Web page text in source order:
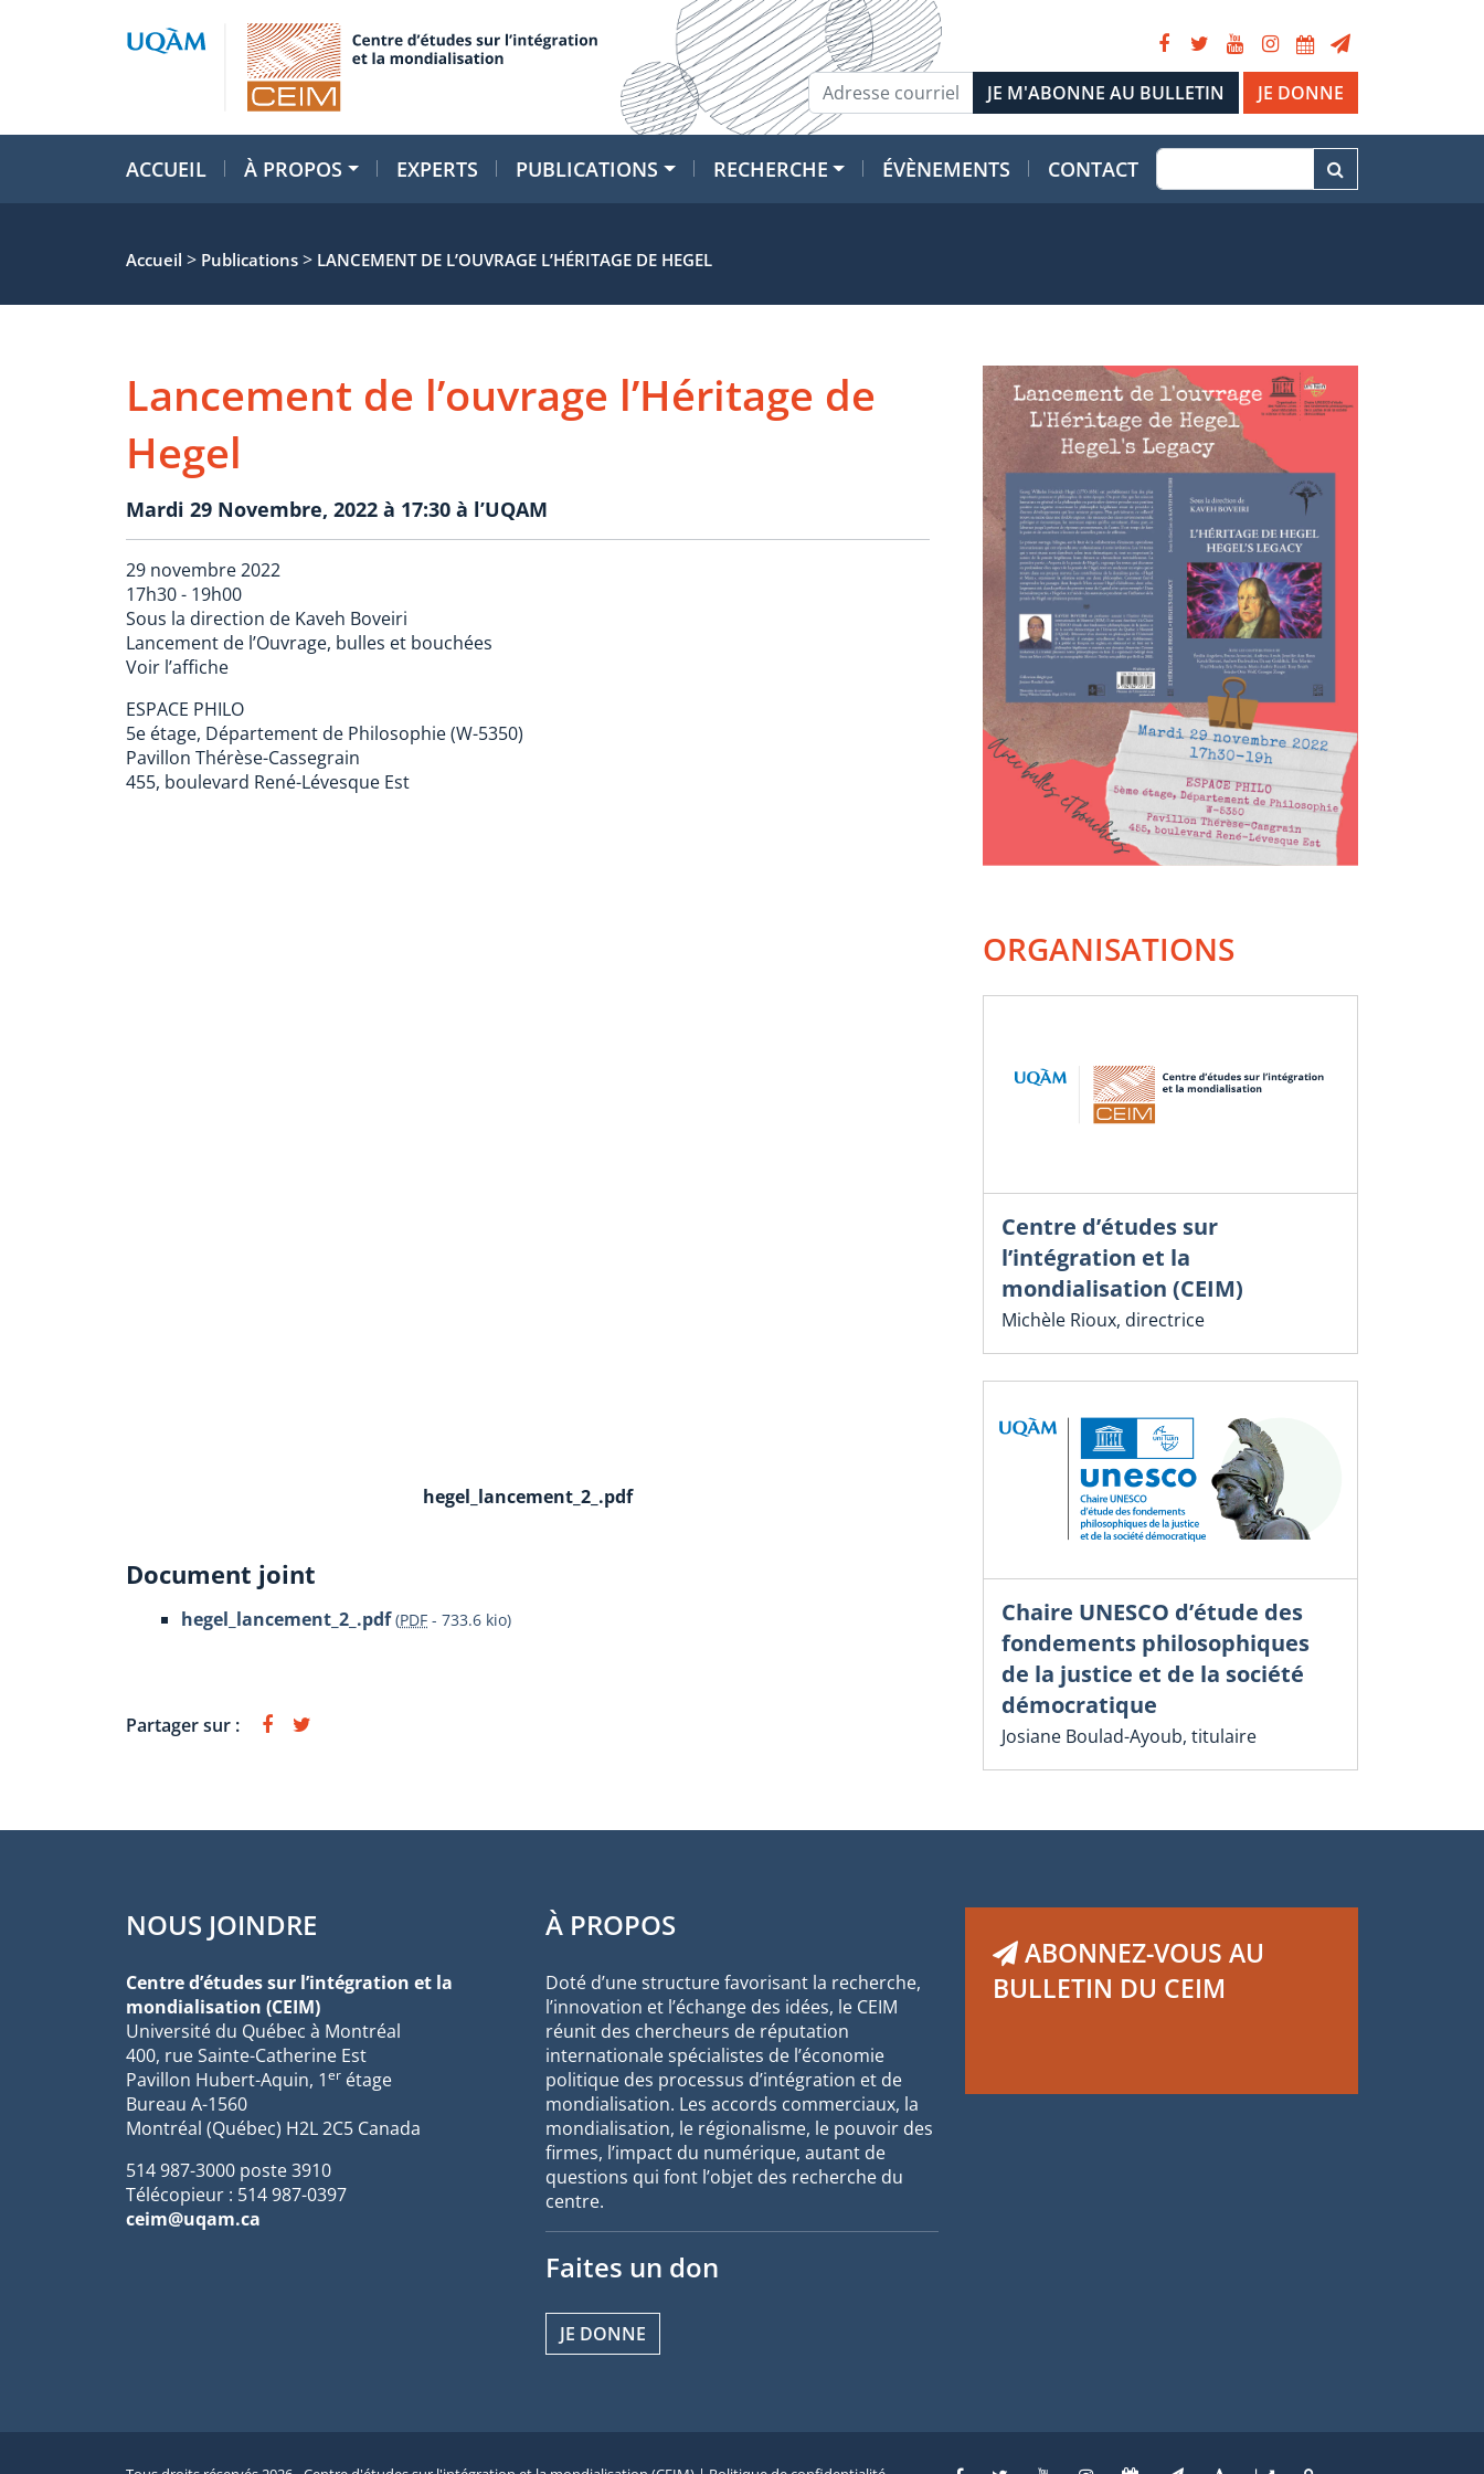
JE DONNE
ACCUEIL À PROPOS EXPERTS PUBLICATIONS RECHERCHE ÉVÈNEMENTS CONTACT
Accueil > Publications > LANCEMENT DE L’OUVRAGE L’HÉRITAGE DE HEGEL
Lancement de l’ouvrage l’Héritage de
Hegel
Mardi 29 Novembre, 2022 à 17:30 à l’UQAM
29 novembre 2022
17h30 - 19h00
Sous la direction de Kaveh Boveiri
Lancement de l’Ouvrage, bulles et bouchées
Voir l’affiche
ESPACE PHILO
5e étage, Département de Philosophie (W-5350)
Pavillon Thérèse-Cassegrain
455, boulevard René-Lévesque Est
hegel_lancement_2_.pdf
Document joint
hegel_lancement_2_.pdf (PDF - 733.6 kio)
Partager sur :
ORGANISATIONS
Centre d’études sur
l’intégration et la
mondialisation (CEIM)
Michèle Rioux, directrice
Chaire UNESCO d’étude des
fondements philosophiques
de la justice et de la société
démocratique
Josiane Boulad-Ayoub, titulaire
NOUS JOINDRE
Centre d’études sur l’intégration et la
mondialisation (CEIM)
Université du Québec à Montréal
400, rue Sainte-Catherine Est
Pavillon Hubert-Aquin, 1er étage
Bureau A-1560
Montréal (Québec) H2L 2C5 Canada
514 987-3000 poste 3910
Télécopieur : 514 987-0397
ceim@uqam.ca
À PROPOS
Doté d’une structure favorisant la recherche,
l’innovation et l’échange des idées, le CEIM
réunit des chercheurs de réputation
internationale spécialistes de l’économie
politique des processus d’intégration et de
mondialisation. Les accords commerciaux, la
mondialisation, le régionalisme, le pouvoir des
firmes, l’impact du numérique, autant de
questions qui font l’objet des recherche du
centre.
Faites un don
JE DONNE
ABONNEZ-VOUS AU
BULLETIN DU CEIM